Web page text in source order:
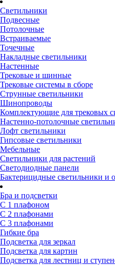
Светильники
Подвесные
Потолочные
Встраиваемые
Точечные
Накладные светильники
Настенные
Трековые и шинные
Трековые системы в сборе
Струнные светильники
Шинопроводы
Комплектующие для трековых
Настенно-потолочные
Лофт светильники
Гипсовые светильники
Мебельные
Светильники для растений
Светодиодные панели
Бактерицидные светильники и
Бра и подсветки
С 1 плафоном
С 2 плафонами
С 3 плафонами
Гибкие бра
Подсветка для зеркал
Подсветка для картин
Подсветка для лестниц и